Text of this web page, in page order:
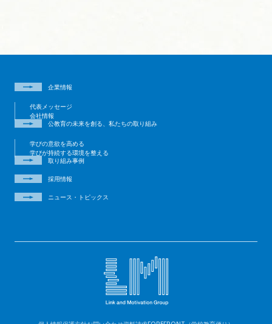
企業情報
代表メッセージ
会社情報
公教育の未来を創る、私たちの取り組み
学びの意欲を高める
学びが持続する環境を整える
取り組み事例
採用情報
ニュース・トピックス